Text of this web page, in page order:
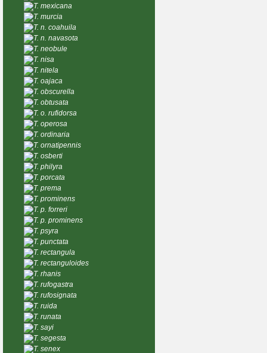
T. mexicana
T. murcia
T. n. coahuila
T. n. navasota
T. neobule
T. nisa
T. nitela
T. oajaca
T. obscurella
T. obtusata
T. o. rufidorsa
T. operosa
T. ordinaria
T. ornatipennis
T. osberti
T. philyra
T. porcata
T. prema
T. prominens
T. p. forreri
T. p. prominens
T. psyra
T. punctata
T. rectangula
T. rectanguloides
T. rhanis
T. rufogastra
T. rufosignata
T. ruida
T. runata
T. sayi
T. segesta
T. senex